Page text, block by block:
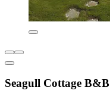
Seagull Cottage B&B